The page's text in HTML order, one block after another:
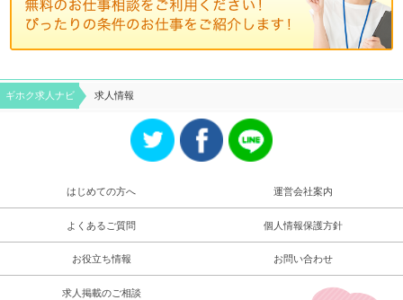
ギホク求⼈ナビ 求人情報
はじめての方へ 運営会社案内
よくあるご質問 個人情報保護方針
お役立ち情報 お問い合わせ
求人掲載のご相談